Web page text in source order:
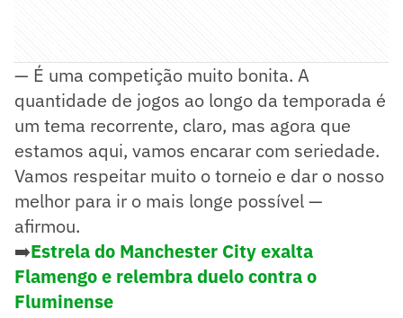
— É uma competição muito bonita. A
quantidade de jogos ao longo da temporada é
um tema recorrente, claro, mas agora que
estamos aqui, vamos encarar com seriedade.
Vamos respeitar muito o torneio e dar o nosso
melhor para ir o mais longe possível —
afirmou.
➡️Estrela do Manchester City exalta
Flamengo e relembra duelo contra o
Fluminense